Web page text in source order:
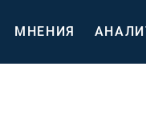
МНЕНИЯ